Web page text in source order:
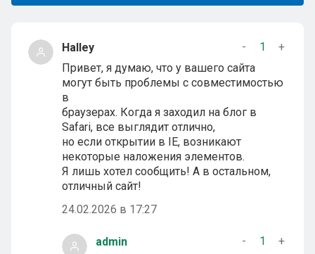
Halley - 1
+
Привет, я думаю, что у вашего сайта
могут быть проблемы с совместимостью
в
браузерах. Когда я заходил на блог в
Safari, все выглядит отлично,
но если открытии в IE, возникают
некоторые наложения элементов.
Я лишь хотел сообщить! А в остальном,
отличный сайт!
24.02.2026 в 17:27
admin - 1
+